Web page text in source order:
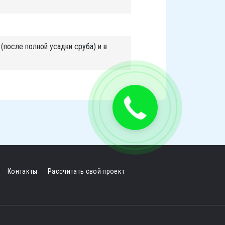
полной усадки сруба) и в
Контакты Рассчитать свой проект